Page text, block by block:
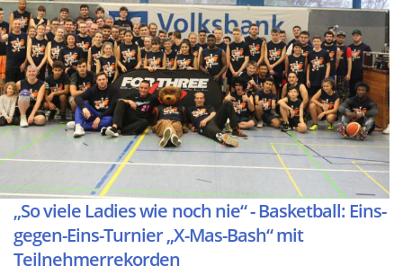
„So viele Ladies wie noch nie“ - Basketball: Eins-
gegen-Eins-Turnier „X-Mas-Bash“ mit
Teilnehmerrekorden